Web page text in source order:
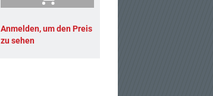
Anmelden, um den Preis
zu sehen